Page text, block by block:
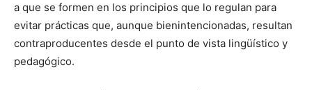
a que se formen en los principios que lo regulan para
evitar prácticas que, aunque bienintencionadas, resultan
contraproducentes desde el punto de vista lingüístico y
pedagógico.